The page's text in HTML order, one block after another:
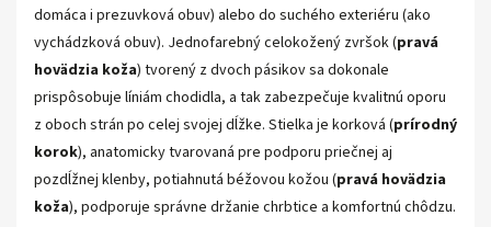
domáca i prezuvková obuv) alebo do suchého exteriéru (ako
vychádzková obuv). Jednofarebný celokožený zvršok (pravá
hovädzia koža) tvorený z dvoch pásikov sa dokonale
prispôsobuje líniám chodidla, a tak zabezpečuje kvalitnú oporu
z oboch strán po celej svojej dĺžke. Stielka je korková (prírodný
korok), anatomicky tvarovaná pre podporu priečnej aj
pozdĺžnej klenby, potiahnutá béžovou kožou (pravá hovädzia
koža), podporuje správne držanie chrbtice a komfortnú chôdzu.